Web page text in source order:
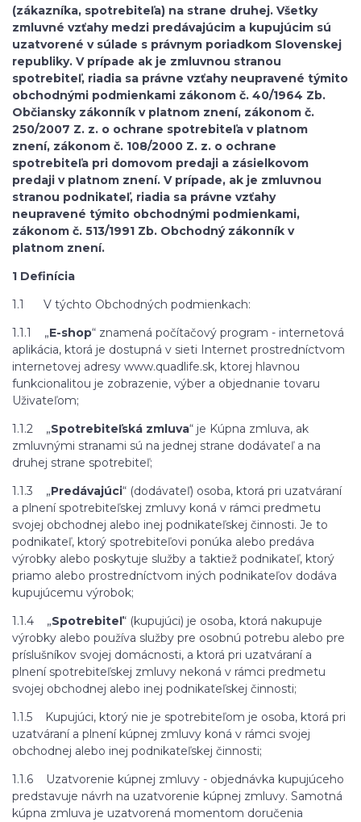
(zákazníka, spotrebiteľa) na strane druhej. Všetky
zmluvné vzťahy medzi predávajúcim a kupujúcim sú
uzatvorené v súlade s právnym poriadkom Slovenskej
republiky. V prípade ak je zmluvnou stranou
spotrebiteľ, riadia sa právne vzťahy neupravené týmito
obchodnými podmienkami zákonom č. 40/1964 Zb.
Občiansky zákonník v platnom znení, zákonom č.
250/2007 Z. z. o ochrane spotrebiteľa v platnom
znení, zákonom č. 108/2000 Z. z. o ochrane
spotrebiteľa pri domovom predaji a zásielkovom
predaji v platnom znení. V prípade, ak je zmluvnou
stranou podnikateľ, riadia sa právne vzťahy
neupravené týmito obchodnými podmienkami,
zákonom č. 513/1991 Zb. Obchodný zákonník v
platnom znení.
1 Definícia
1.1 V týchto Obchodných podmienkach:
1.1.1 „E-shop“ znamená počítačový program - internetová
aplikácia, ktorá je dostupná v sieti Internet prostredníctvom
internetovej adresy www.quadlife.sk, ktorej hlavnou
funkcionalitou je zobrazenie, výber a objednanie tovaru
Uživateľom;
1.1.2 „Spotrebiteľská zmluva“ je Kúpna zmluva, ak
zmluvnými stranami sú na jednej strane dodávateľ a na
druhej strane spotrebiteľ;
1.1.3 „Predávajúci“ (dodávateľ) osoba, ktorá pri uzatváraní
a plnení spotrebiteľskej zmluvy koná v rámci predmetu
svojej obchodnej alebo inej podnikateľskej činnosti. Je to
podnikateľ, ktorý spotrebiteľovi ponúka alebo predáva
výrobky alebo poskytuje služby a taktiež podnikateľ, ktorý
priamo alebo prostredníctvom iných podnikateľov dodáva
kupujúcemu výrobok;
1.1.4 „Spotrebiteľ“ (kupujúci) je osoba, ktorá nakupuje
výrobky alebo používa služby pre osobnú potrebu alebo pre
príslušníkov svojej domácnosti, a ktorá pri uzatváraní a
plnení spotrebiteľskej zmluvy nekoná v rámci predmetu
svojej obchodnej alebo inej podnikateľskej činnosti;
1.1.5 Kupujúci, ktorý nie je spotrebiteľom je osoba, ktorá pri
uzatváraní a plnení kúpnej zmluvy koná v rámci svojej
obchodnej alebo inej podnikateľskej činnosti;
1.1.6 Uzatvorenie kúpnej zmluvy - objednávka kupujúceho
predstavuje návrh na uzatvorenie kúpnej zmluvy. Samotná
kúpna zmluva je uzatvorená momentom doručenia